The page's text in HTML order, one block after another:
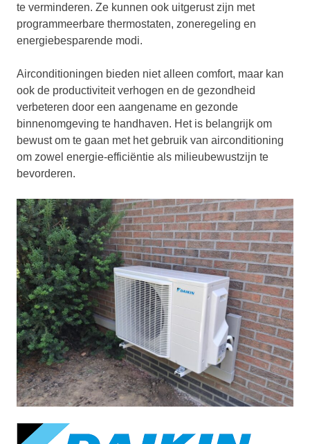
te verminderen. Ze kunnen ook uitgerust zijn met
programmeerbare thermostaten, zoneregeling en
energiebesparende modi.
Airconditioningen bieden niet alleen comfort, maar kan
ook de productiviteit verhogen en de gezondheid
verbeteren door een aangename en gezonde
binnenomgeving te handhaven. Het is belangrijk om
bewust om te gaan met het gebruik van airconditioning
om zowel energie-efficiëntie als milieubewustzijn te
bevorderen.